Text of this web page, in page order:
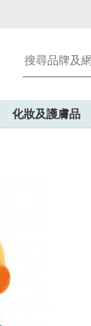
化妝及護膚品